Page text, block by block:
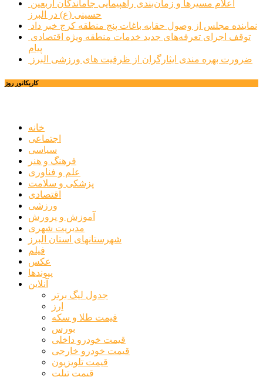
حسینی (ع) در البرز
نماینده مجلس از وصول حقابه باغات پنج منطقه کرج خبر داد
پیام
ضرورت بهره مندی ایثارگران از ظرفیت های ورزشی البرز
کاریکاتور روز
خانه
اجتماعی
سیاسی
فرهنگ و هنر
علم و فناوری
پزشکی و سلامت
اقتصادی
ورزشی
آموزش و پرورش
مدیریت شهری
شهرستانهای استان البرز
فیلم
عکس
پیوندها
آنلاین
جدول لیگ برتر
ارز
قیمت طلا و سکه
بورس
قیمت خودرو داخلی
قیمت خودرو خارجی
قیمت تلویزیون
قیمت تبلت